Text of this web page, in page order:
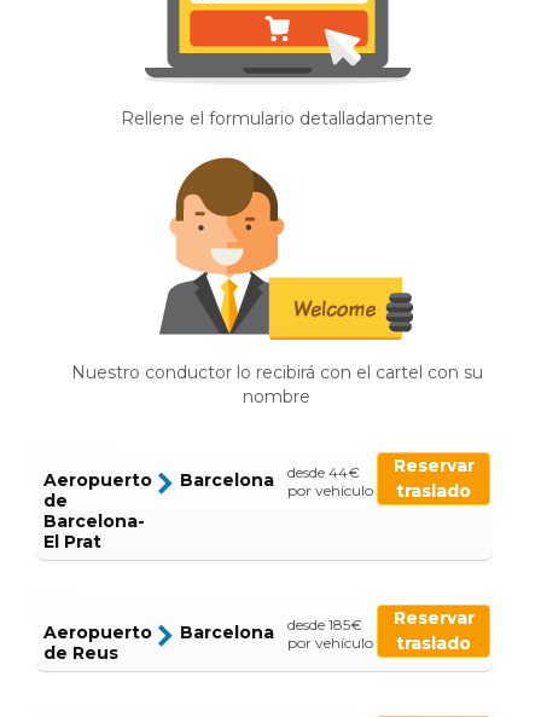
Rellene el formulario detalladamente
Nuestro conductor lo recibirá con el cartel con su
nombre
Aeropuerto
de
Barcelona-
El Prat
Barcelona
desde 44€
por vehículo
Reservar
traslado
Aeropuerto
de Reus
Barcelona
desde 185€
por vehículo
Reservar
traslado